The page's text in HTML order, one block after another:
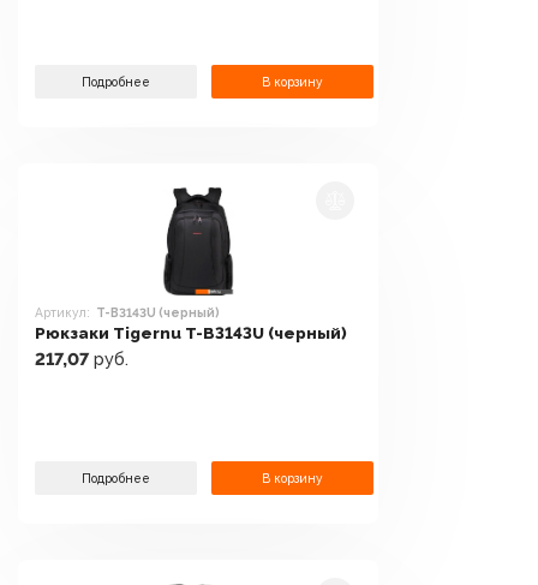
Подробнее В корзину
Артикул: T-B3143U (черный)
Рюкзаки Tigernu T-B3143U (черный)
217,07 руб.
Подробнее В корзину